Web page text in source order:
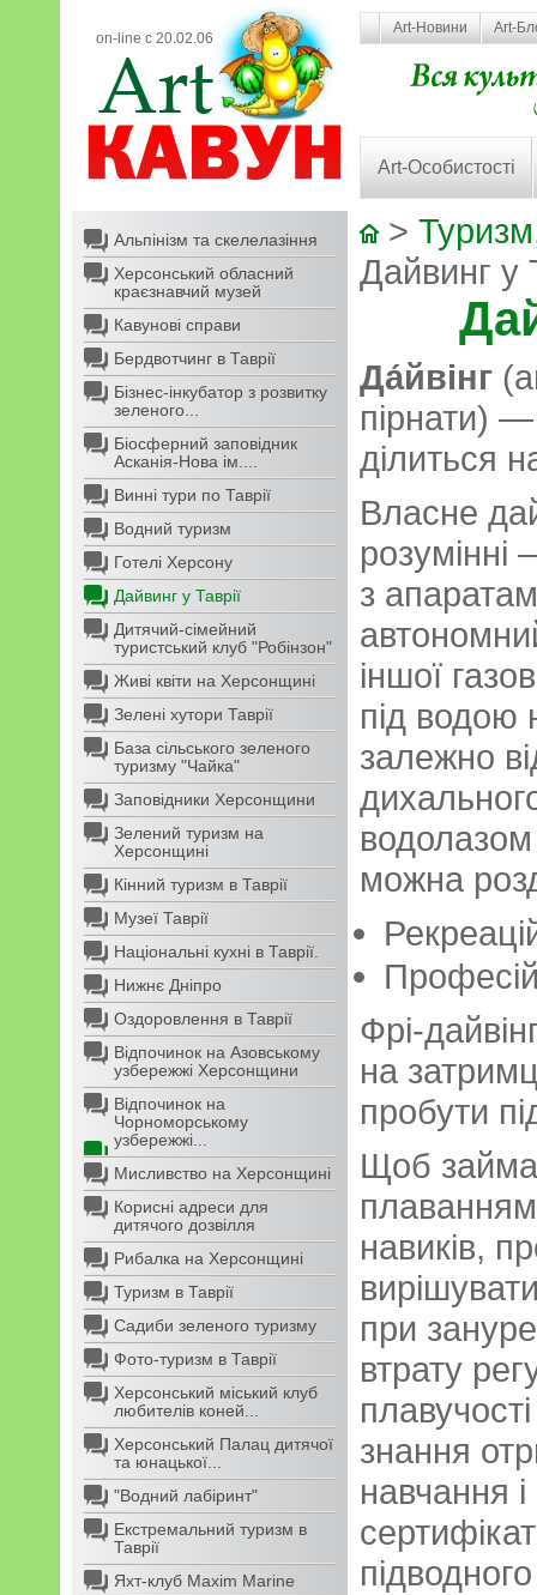
on-line с 20.02.06
Art-Новини Art-
Art-Особистості
Альпінізм та скелелазіння
Херсонський обласний
краєзнавчий музей
Кавунові справи
Бердвотчинг в Таврії
Бізнес-інкубатор з розвитку
зеленого...
Біосферний заповідник
Асканія-Нова ім....
Винні тури по Таврії
Водний туризм
Готелі Херсону
Дайвинг у Таврії
Дитячий-сімейний
туристський клуб "Робінзон"
Живі квіти на Херсонщині
Зелені хутори Таврії
База сільського зеленого
туризму "Чайка"
Заповідники Херсонщини
Зелений туризм на
Херсонщині
Кінний туризм в Таврії
Музеї Таврії
Національні кухні в Таврії.
Нижнє Дніпро
Оздоровлення в Таврії
Відпочинок на Азовському
узбережжі Херсонщини
Відпочинок на
Чорноморському
узбережжі...
Мисливство на Херсонщині
Корисні адреси для
дитячого дозвілля
Рибалка на Херсонщині
Туризм в Таврії
Садиби зеленого туризму
Фото-туризм в Таврії
Херсонський міський клуб
любителів коней...
Херсонський Палац дитячої
та юнацької...
"Водний лабіринт"
Екстремальний туризм в
Таврії
Яхт-клуб Maxim Marine
>
Дайвинг у
Да́йвінг
пірнати)
ділиться
Власне
з
іншої
під
залежно
водолазом
можна
Фрі-
на
пробути
Щоб
навиків,
при
втрату
знання
навчання